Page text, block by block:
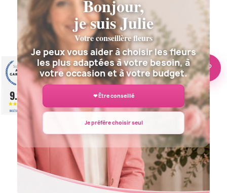
Description Détails du produit
INFORMATIONS DE LIVRAISON
GUADELOUPE - MARTINIQUE
RÉUNION
Bouquet de Deuil "En Paix" - Douceur et Réconfort en Temps de
🌸 Besoin d’aide ?
Bonjour,
je suis Julie
Votre conseillère fleurs
Je peux vous aider à choisir les fleurs
les plus adaptées à votre besoin, à
votre occasion et à votre budget.
❤ Être conseillé
Je préfère choisir seul
9.2/10
BASÉ SUR 943 AVIS